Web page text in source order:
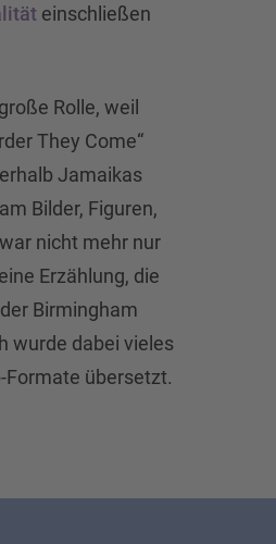
einschließen
Rolle, weil
They Come“
Jamaikas
Bilder, Figuren,
nicht mehr nur
Erzählung, die
Birmingham
wurde dabei vieles
übersetzt.